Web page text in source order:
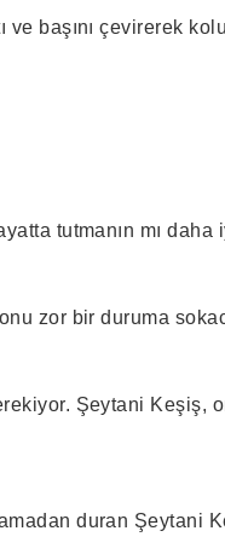
ve başını çevirerek
tutmanın mı daha
zor bir duruma
Şeytani Keşiş,
duran Şeytani